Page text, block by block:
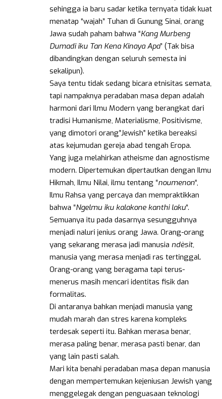
sehingga ia baru sadar ketika ternyata tidak kuat
menatap “wajah” Tuhan di Gunung Sinai, orang
Jawa sudah paham bahwa “Kang Murbeng
Dumadi iku Tan Kena Kinaya Apa” (Tak bisa
dibandingkan dengan seluruh semesta ini
sekalipun).
Saya tentu tidak sedang bicara etnisitas semata,
tapi nampaknya peradaban masa depan adalah
harmoni dari Ilmu Modern yang berangkat dari
tradisi Humanisme, Materialisme, Positivisme,
yang dimotori orang”Jewish” ketika bereaksi
atas kejumudan gereja abad tengah Eropa.
Yang juga melahirkan atheisme dan agnostisme
modern. Dipertemukan dipertautkan dengan Ilmu
Hikmah, Ilmu Nilai, ilmu tentang “noumenon“,
Ilmu Rahsa yang percaya dan mempraktikkan
bahwa “Ngelmu iku kalakone kanthi laku“.
Semuanya itu pada dasarnya sesungguhnya
menjadi naluri jenius orang Jawa. Orang-orang
yang sekarang merasa jadi manusia ndèsit,
manusia yang merasa menjadi ras tertinggal.
Orang-orang yang beragama tapi terus-
menerus masih mencari identitas fisik dan
formalitas.
Di antaranya bahkan menjadi manusia yang
mudah marah dan stres karena kompleks
terdesak seperti itu. Bahkan merasa benar,
merasa paling benar, merasa pasti benar, dan
yang lain pasti salah.
Mari kita benahi peradaban masa depan manusia
dengan mempertemukan kejeniusan Jewish yang
menggelegak dengan penguasaan teknologi